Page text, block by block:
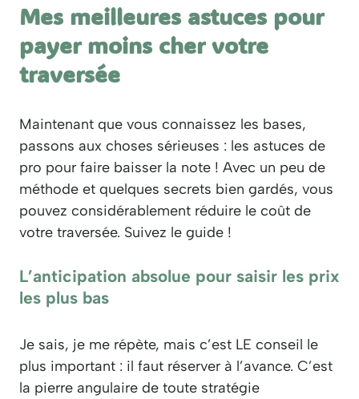
Mes meilleures astuces pour
payer moins cher votre
traversée
Maintenant que vous connaissez les bases,
passons aux choses sérieuses : les astuces de
pro pour faire baisser la note ! Avec un peu de
méthode et quelques secrets bien gardés, vous
pouvez considérablement réduire le coût de
votre traversée. Suivez le guide !
L’anticipation absolue pour saisir les prix
les plus bas
Je sais, je me répète, mais c’est LE conseil le
plus important : il faut réserver à l’avance. C’est
la pierre angulaire de toute stratégie